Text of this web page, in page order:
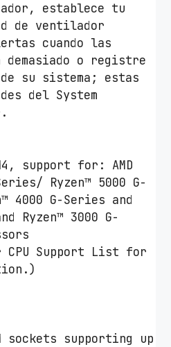
establece tu
de ventilador
cuando las
demasiado o registre
su sistema; estas
del System
support for: AMD
Ryzen™ 5000 G-
4000 G-Series and
Ryzen™ 3000 G-
CPU Support List for
sockets supporting up